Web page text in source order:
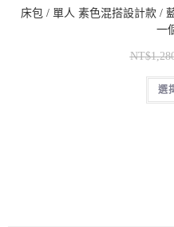
床包 / 單人 素色混搭設計款 /
一
NT$
選